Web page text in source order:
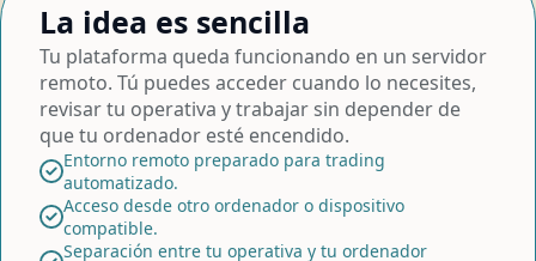
La idea es sencilla
Tu plataforma queda funcionando en un servidor
remoto. Tú puedes acceder cuando lo necesites,
revisar tu operativa y trabajar sin depender de
que tu ordenador esté encendido.
Entorno remoto preparado para trading
automatizado.
Acceso desde otro ordenador o dispositivo
compatible.
Separación entre tu operativa y tu ordenador